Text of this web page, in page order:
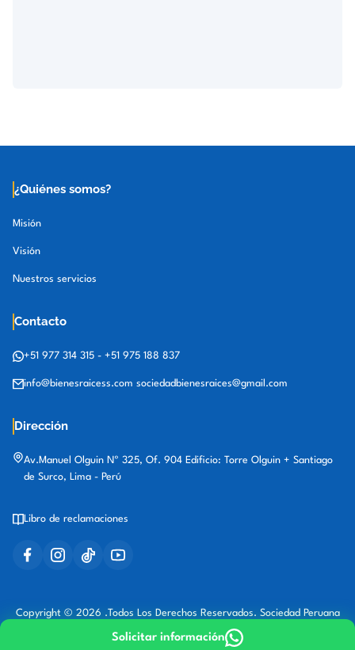
Solicitar información
¿Quiénes somos?
Misión
Visión
Nuestros servicios
Contacto
+51 977 314 315 - +51 975 188 837
info@bienesraicess.com sociedadbienesraices@gmail.com
Dirección
Av.Manuel Olguin Nº 325, Of. 904 Edificio: Torre Olguin + Santiago
de Surco, Lima - Perú
Libro de reclamaciones
Copyright © 2026 .Todos Los Derechos Reservados. Sociedad Peruana
de Bienes Raíces